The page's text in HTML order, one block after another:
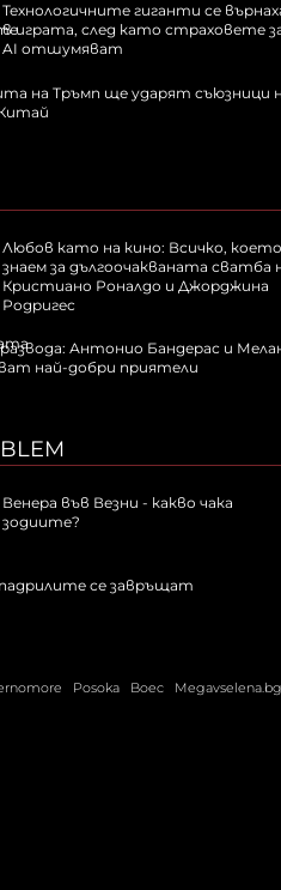
Технологичните гиганти се
в играта, след като страховете
AI отшумяват
на Тръмп ще ударят съюзници
Любов като на кино: Всичко, което
знаем за дългоочакваната сватба
Кристиано Роналдо и Джорджина
Родригес
развода: Антонио Бандерас и
най-добри приятели
Венера във Везни - какво чака
зодиите?
се завръщат
Posoka Boec Megavselena.bg